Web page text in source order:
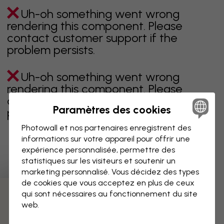
Uh-oh something went wrong
rendering this component. Please
contact customer support if the
problem persists.
Uh-oh something went wrong
rendering this component. Please
contact customer support if the
problem persists.
Page 1 sur 1 pages
Découvrez plus de catégories
Paramètres des cookies
Photowall et nos partenaires enregistrent des
informations sur votre appareil pour offrir une
expérience personnalisée, permettre des
statistiques sur les visiteurs et soutenir un
marketing personnalisé. Vous décidez des types
de cookies que vous acceptez en plus de ceux
qui sont nécessaires au fonctionnement du site
web.